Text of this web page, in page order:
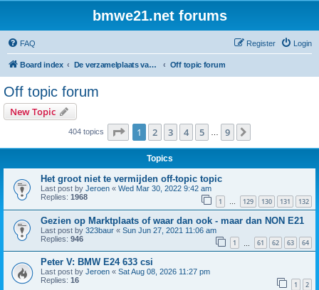
bmwe21.net forums
FAQ Login
Register
Board index De verzamelplaats van E21 fanaten der lage landen - Dutch forum Off topic forum
Off topic forum
New Topic
404 topics Page 1of 9
1 2 3 4 5 9
Topics
Het groot niet te vermijden off-topic topic
Last post by Jeroen « Wed Mar 30, 2022 9:42 am
Replies: 1968 1 … 129 130 131 132
Gezien op Marktplaats of waar dan ook - maar dan NON E21
Last post by 323baur « Sun Jun 27, 2021 11:06 am
Replies: 946 1 61 62 63 64
Peter V: BMW E24 633 csi
Last post by Jeroen « Sat Aug 08, 2026 11:27 pm
Replies: 16 1 2